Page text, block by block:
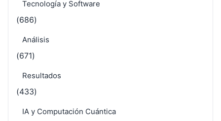
Tecnología y Software
(686)
Análisis
(671)
Resultados
(433)
IA y Computación Cuántica